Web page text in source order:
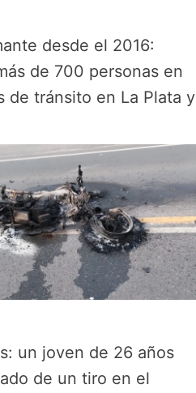
desde el 2016:
de 700 personas en
de tránsito en La Plata y
un joven de 26 años
de un tiro en el